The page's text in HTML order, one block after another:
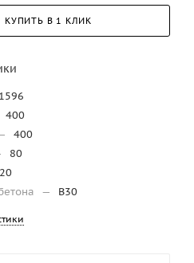
КУПИТЬ В 1 КЛИК
400
400
80
— B30